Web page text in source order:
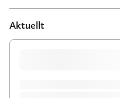
Aktuellt